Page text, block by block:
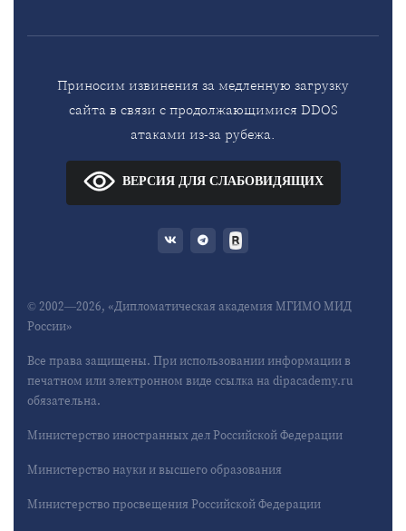
Приносим извинения за медленную загрузку
сайта в связи с продолжающимися DDOS
атаками из-за рубежа.
ВЕРСИЯ ДЛЯ СЛАБОВИДЯЩИХ
© 2002—2026, «Дипломатическая академия МГИМО МИД
России»
Все права защищены. При использовании информации в
печатном или электронном виде ссылка на dipacademy.ru
обязательна.
Министерство иностранных дел Российской Федерации
Министерство науки и высшего образования
Министерство просвещения Российской Федерации